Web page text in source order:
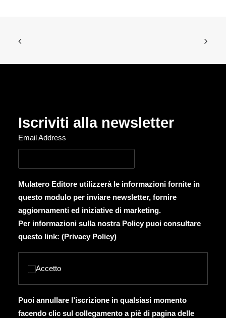
Iscriviti alla newsletter
Email Address
Mulatero Editore utilizzerà le informazioni fornite in
questo modulo per inviare newsletter, fornire
aggiornamenti ed iniziative di marketing.
Per informazioni sulla nostra Policy puoi consultare
questo link: (Privacy Policy)
Accetto
Puoi annullare l’iscrizione in qualsiasi momento
facendo clic sul collegamento a piè di pagina delle